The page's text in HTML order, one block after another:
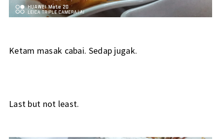
Ketam masak cabai. Sedap jugak.
Last but not least.